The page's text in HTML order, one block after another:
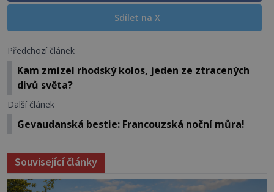
Sdílet na X
Předchozí článek
Kam zmizel rhodský kolos, jeden ze ztracených
divů světa?
Další článek
Gevaudanská bestie: Francouzská noční můra!
Související články